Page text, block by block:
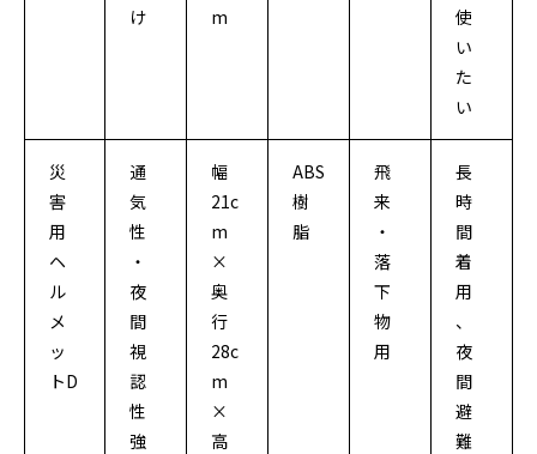
け m
使
い
た
い
災
害
用
ヘ
ル
メ
ッ
トD
通
気
性
・
夜
間
視
認
性
強
幅
21c
m
×
奥
行
28c
m
×
高
ABS
樹
脂
飛
来
・
落
下
物
用
長
時
間
着
用
、
夜
間
避
難